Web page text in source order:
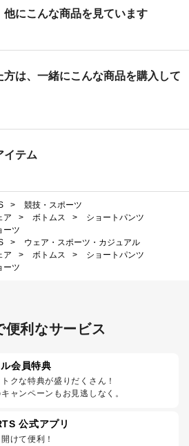
他にこんな商品を見ています
方は、一緒にこんな商品を購入して
イテム
>
競技・スポーツ
ア > ボトムス >
ショートパンツ
ーツ
>
ウェア・スポーツ・カジュアル
ア > ボトムス >
ショートパンツ
ーツ
便利なサービス
会員特典
クな特典が盛りだくさん！
ャンペーンもお見逃しなく。
公式アプリ
けて便利！